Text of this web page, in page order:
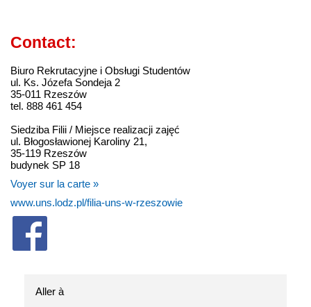
Contact:
Biuro Rekrutacyjne i Obsługi Studentów
ul. Ks. Józefa Sondeja 2
35-011 Rzeszów
tel. 888 461 454
Siedziba Filii / Miejsce realizacji zajęć
ul. Błogosławionej Karoliny 21,
35-119 Rzeszów
budynek SP 18
Voyer sur la carte »
www.uns.lodz.pl/filia-uns-w-rzeszowie
Aller à